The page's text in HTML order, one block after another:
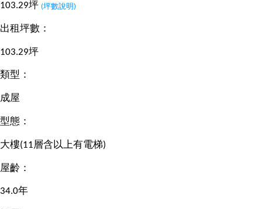
103.29坪 (坪數說明)
出租坪數：
103.29坪
類型：
成屋
型態：
大樓(11層含以上有電梯)
屋齡：
34.0年